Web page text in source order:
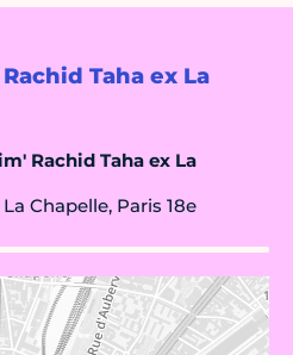
Taha ex La
Rachid Taha ex La
Chapelle, Paris 18e